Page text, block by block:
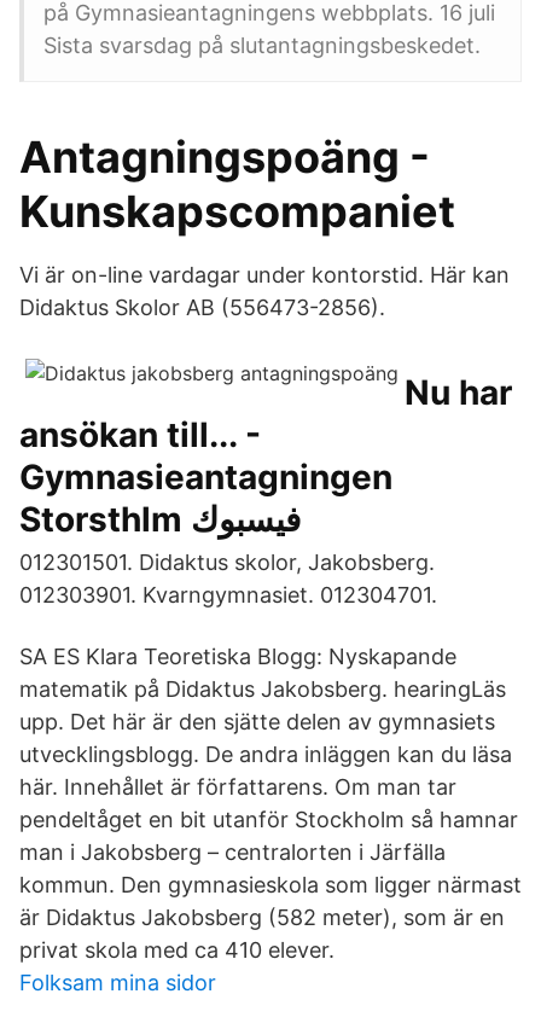
på Gymnasieantagningens webbplats. 16 juli
Sista svarsdag på slutantagningsbeskedet.
Antagningspoäng -
Kunskapscompaniet
Vi är on-line vardagar under kontorstid. Här kan
Didaktus Skolor AB (556473-2856).
Nu har
ansökan till... -
Gymnasieantagningen
Storsthlm فيسبوك
012301501. Didaktus skolor, Jakobsberg.
012303901. Kvarngymnasiet. 012304701.
SA ES Klara Teoretiska Blogg: Nyskapande
matematik på Didaktus Jakobsberg. hearingLäs
upp. Det här är den sjätte delen av gymnasiets
utvecklingsblogg. De andra inläggen kan du läsa
här. Innehållet är författarens. Om man tar
pendeltåget en bit utanför Stockholm så hamnar
man i Jakobsberg – centralorten i Järfälla
kommun. Den gymnasieskola som ligger närmast
är Didaktus Jakobsberg (582 meter), som är en
privat skola med ca 410 elever.
Folksam mina sidor